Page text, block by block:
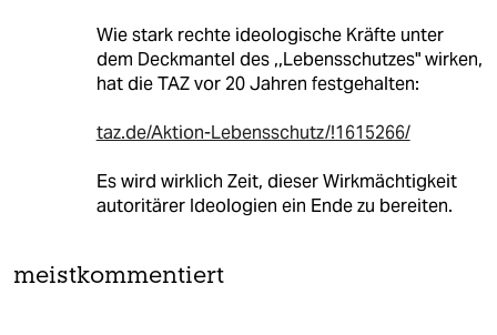
Wie stark rechte ideologische Kräfte unter
dem Deckmantel des ,,Lebensschutzes" wirken,
hat die TAZ vor 20 Jahren festgehalten:
taz.de/Aktion-Lebensschutz/!1615266/
Es wird wirklich Zeit, dieser Wirkmächtigkeit
autoritärer Ideologien ein Ende zu bereiten.
meistkommentiert